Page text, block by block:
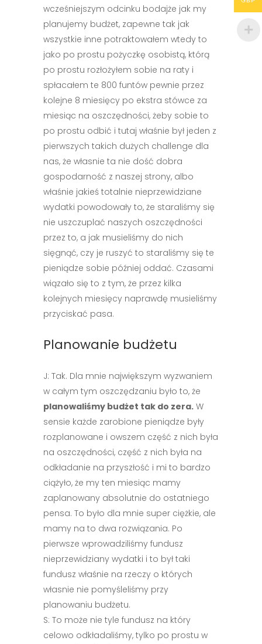
wcześniejszym odcinku bodajże jak my
planujemy budżet, zapewne tak jak
wszystkie inne potraktowałem wtedy to
jako po prostu pożyczkę osobistą, którą
po prostu rozłożyłem sobie na raty i
spłacałem te 800 funtów pewnie przez
kolejne 8 miesięcy po ekstra stówce za
miesiąc na oszczędności, żeby sobie to
po prostu odbić i tutaj właśnie był jeden z
pierwszych takich dużych challenge dla
nas, że własnie ta nie dość dobra
gospodarność z naszej strony, albo
właśnie jakieś totalnie nieprzewidziane
wydatki powodowały to, że staraliśmy się
nie uszczuplać naszych oszczędności
przez to, a jak musieliśmy do nich
sięgnąć, czy je ruszyć to staraliśmy się te
pieniądze sobie później oddać. Czasami
wiązało się to z tym, że przez kilka
kolejnych miesięcy naprawdę musieliśmy
przyciskać pasa.
Planowanie budżetu
J: Tak. Dla mnie największym wyzwaniem
w całym tym oszczędzaniu było to, że
planowaliśmy budżet tak do zera. W
sensie każde zarobione pieniądze były
rozplanowane i owszem część z nich była
na oszczędności, część z nich była na
odkładanie na przyszłość i mi to bardzo
ciążyło, że my ten miesiąc mamy
zaplanowany absolutnie do ostatniego
pensa. To było dla mnie super ciężkie, ale
mamy na to dwa rozwiązania. Po
pierwsze wprowadziliśmy fundusz
nieprzewidziany wydatki i to był taki
fundusz właśnie na rzeczy o których
własnie nie pomyśleliśmy przy
planowaniu budżetu.
S: To może nie tyle fundusz na który
celowo odkładaliśmy, tylko po prostu w